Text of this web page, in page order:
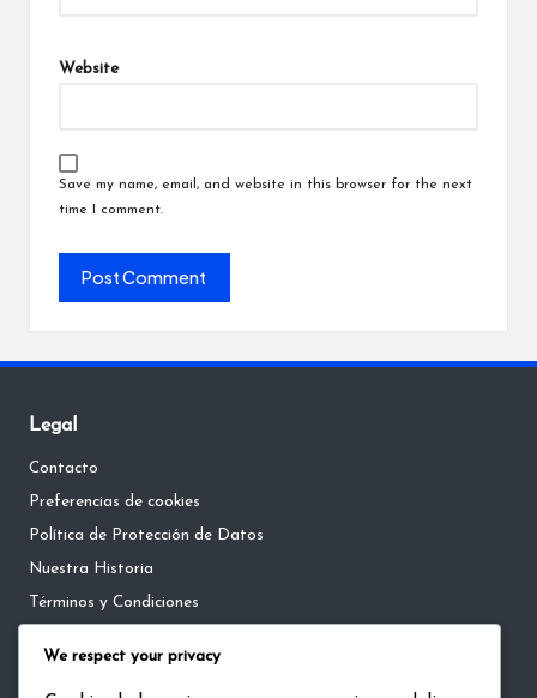
Website
Save my name, email, and website in this browser for the next
time I comment.
Legal
Contacto
Preferencias de cookies
Política de Protección de Datos
Nuestra Historia
Términos y Condiciones
We respect your privacy